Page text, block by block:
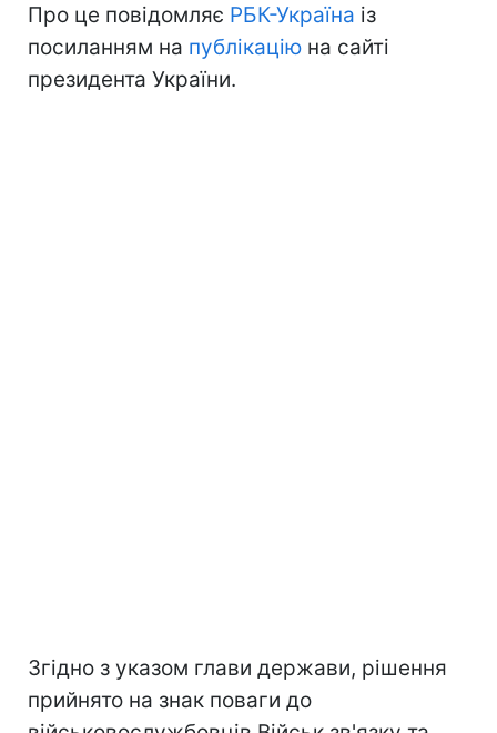
Про це повідомляє РБК-Україна із
посиланням на публікацію на сайті
президента України.
Згідно з указом глави держави, рішення
прийнято на знак поваги до